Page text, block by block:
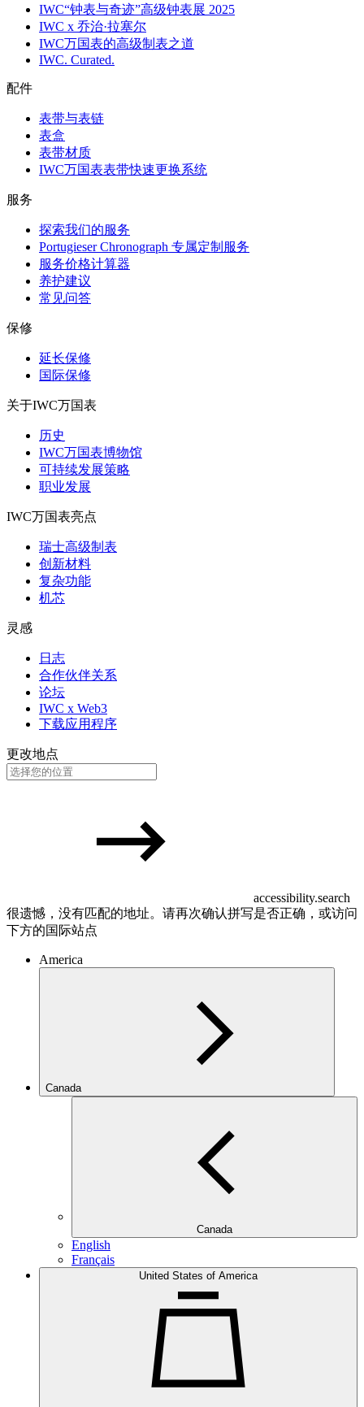
IWC“钟表与奇迹”高级钟表展 2025
IWC x 乔治·拉塞尔
IWC万国表的高级制表之道
IWC. Curated.
配件
表带与表链
表盒
表带材质
IWC万国表表带快速更换系统
服务
探索我们的服务
Portugieser Chronograph 专属定制服务
服务价格计算器
养护建议
常见问答
保修
延长保修
国际保修
关于IWC万国表
历史
IWC万国表博物馆
可持续发展策略
职业发展
IWC万国表亮点
瑞士高级制表
创新材料
复杂功能
机芯
灵感
日志
合作伙伴关系
论坛
IWC x Web3
下载应用程序
更改地点
accessibility.search
很遗憾，没有匹配的地址。请再次确认拼写是否正确，或访问
下方的国际站点
America
Canada
Canada
English
Français
United States of America